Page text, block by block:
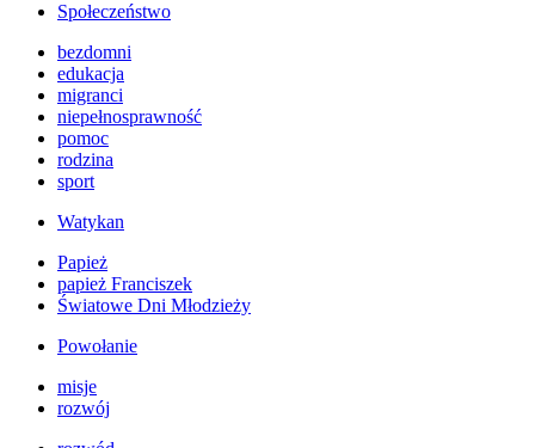
Społeczeństwo
bezdomni
edukacja
migranci
niepełnosprawność
pomoc
rodzina
sport
Watykan
Papież
papież Franciszek
Światowe Dni Młodzieży
Powołanie
misje
rozwój